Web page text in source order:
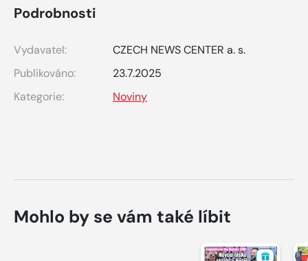
Podrobnosti
Vydavatel:
CZECH NEWS CENTER a. s.
Publikováno:
23.7.2025
Kategorie:
Noviny
Mohlo by se vám také líbit